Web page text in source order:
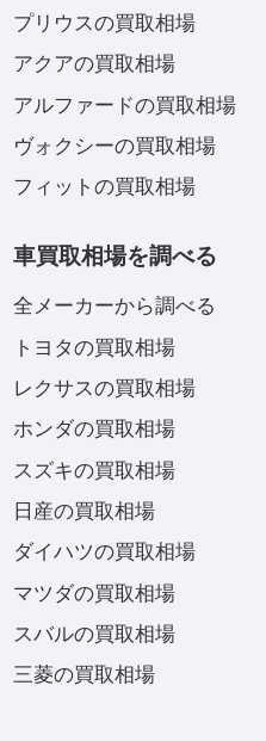
プリウスの買取相場
アクアの買取相場
アルファードの買取相場
ヴォクシーの買取相場
フィットの買取相場
車買取相場を調べる
全メーカーから調べる
トヨタの買取相場
レクサスの買取相場
ホンダの買取相場
スズキの買取相場
日産の買取相場
ダイハツの買取相場
マツダの買取相場
スバルの買取相場
三菱の買取相場